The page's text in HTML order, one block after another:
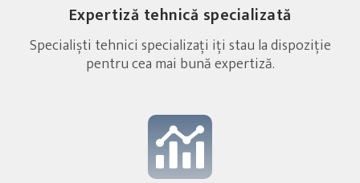
Expertiză tehnică specializată
Specialiști tehnici specializați iți stau la dispoziție
pentru cea mai bună expertiză.